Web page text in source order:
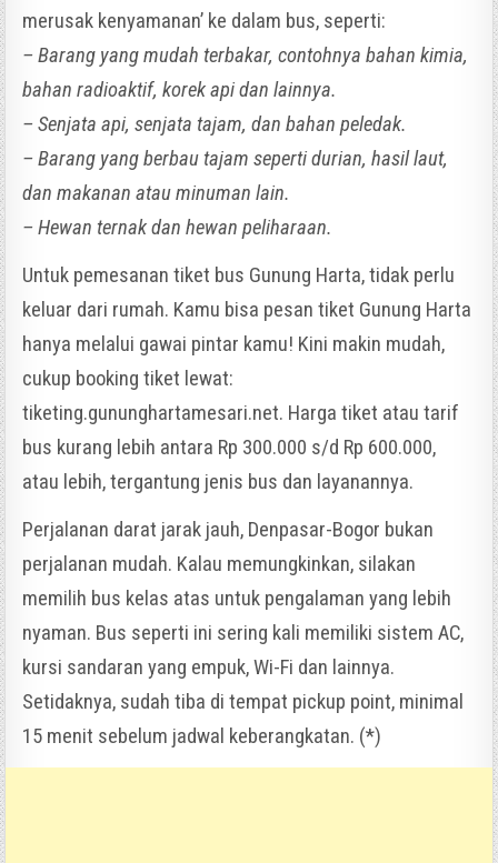
merusak kenyamanan’ ke dalam bus, seperti:
– Barang yang mudah terbakar, contohnya bahan kimia,
bahan radioaktif, korek api dan lainnya.
– Senjata api, senjata tajam, dan bahan peledak.
– Barang yang berbau tajam seperti durian, hasil laut,
dan makanan atau minuman lain.
– Hewan ternak dan hewan peliharaan.
Untuk pemesanan tiket bus Gunung Harta, tidak perlu
keluar dari rumah. Kamu bisa pesan tiket Gunung Harta
hanya melalui gawai pintar kamu! Kini makin mudah,
cukup booking tiket lewat:
tiketing.gununghartamesari.net. Harga tiket atau tarif
bus kurang lebih antara Rp 300.000 s/d Rp 600.000,
atau lebih, tergantung jenis bus dan layanannya.
Perjalanan darat jarak jauh, Denpasar-Bogor bukan
perjalanan mudah. Kalau memungkinkan, silakan
memilih bus kelas atas untuk pengalaman yang lebih
nyaman. Bus seperti ini sering kali memiliki sistem AC,
kursi sandaran yang empuk, Wi-Fi dan lainnya.
Setidaknya, sudah tiba di tempat pickup point, minimal
15 menit sebelum jadwal keberangkatan. (*)